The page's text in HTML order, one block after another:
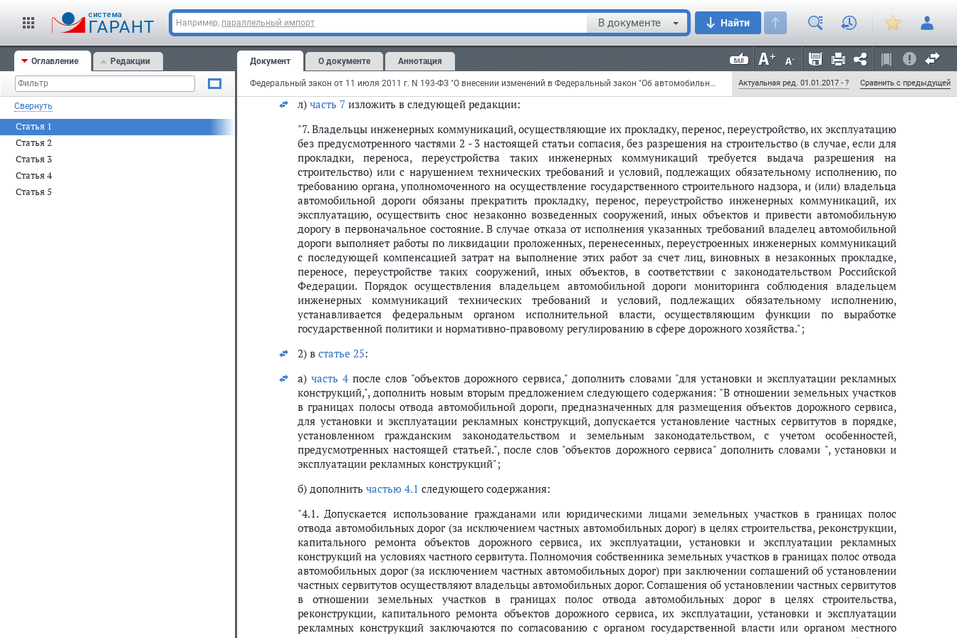
cистема
ГАРАНТ Например, параллельный импорт В документе Найти
Оглавление Редакции
Свернуть
Статья 1
Статья 2
Статья 3
Статья 4
Статья 5
Документ О документе Аннотация
Федеральный закон от 11 июля 2011 г. N 193-ФЗ "О внесении изменений в Федеральный закон "Об автомобильных дорогах и о дорожной деятельности в Российской Федерации и о внесении изменений в отдельные законодательные акты Российской Федерации" и отдельные законодательные акты Российской Федерации" (с изменениями и дополнениями) Актуальная ред. 01.01.2017 - ? Сравнить с предыдущей
автомобильных дорог в случае прокладки, переноса, переустройства инженерных коммуникаций, их эксплуатации в
границах полос отвода автомобильных дорог, определяются федеральным органом исполнительной власти,
осуществляющим функции по выработке государственной политики и нормативно-правовому регулированию в
сфере дорожного хозяйства, по согласованию с федеральным органом исполнительной власти в области связи,
федеральным органом исполнительной власти, осуществляющим функции по выработке государственной политики и
нормативно-правовому регулированию в сфере земельных отношений.";
л) часть 7 изложить в следующей редакции:
"7. Владельцы инженерных коммуникаций, осуществляющие их прокладку, перенос, переустройство, их эксплуатацию
без предусмотренного частями 2 - 3 настоящей статьи согласия, без разрешения на строительство (в случае, если для
прокладки, переноса, переустройства таких инженерных коммуникаций требуется выдача разрешения на
строительство) или с нарушением технических требований и условий, подлежащих обязательному исполнению, по
требованию органа, уполномоченного на осуществление государственного строительного надзора, и (или) владельца
автомобильной дороги обязаны прекратить прокладку, перенос, переустройство инженерных коммуникаций, их
эксплуатацию, осуществить снос незаконно возведенных сооружений, иных объектов и привести автомобильную
дорогу в первоначальное состояние. В случае отказа от исполнения указанных требований владелец автомобильной
дороги выполняет работы по ликвидации проложенных, перенесенных, переустроенных инженерных коммуникаций
с последующей компенсацией затрат на выполнение этих работ за счет лиц, виновных в незаконных прокладке,
переносе, переустройстве таких сооружений, иных объектов, в соответствии с законодательством Российской
Федерации. Порядок осуществления владельцем автомобильной дороги мониторинга соблюдения владельцем
инженерных коммуникаций технических требований и условий, подлежащих обязательному исполнению,
устанавливается федеральным органом исполнительной власти, осуществляющим функции по выработке
государственной политики и нормативно-правовому регулированию в сфере дорожного хозяйства.";
2) в статье 25:
а)часть 4 после слов "объектов дорожного сервиса," дополнить словами "для установки и эксплуатации рекламных
конструкций,", дополнить новым вторым предложением следующего содержания: "В отношении земельных участков
в границах полосы отвода автомобильной дороги, предназначенных для размещения объектов дорожного сервиса,
для установки и эксплуатации рекламных конструкций, допускается установление частных сервитутов в порядке,
установленном гражданским законодательством и земельным законодательством, с учетом особенностей,
предусмотренных настоящей статьей.", после слов "объектов дорожного сервиса" дополнить словами ", установки и
эксплуатации рекламных конструкций";
б) дополнить частью 4.1 следующего содержания:
"4.1. Допускается использование гражданами или юридическими лицами земельных участков в границах полос
отвода автомобильных дорог (за исключением частных автомобильных дорог) в целях строительства, реконструкции,
капитального ремонта объектов дорожного сервиса, их эксплуатации, установки и эксплуатации рекламных
конструкций на условиях частного сервитута. Полномочия собственника земельных участков в границах полос отвода
автомобильных дорог (за исключением частных автомобильных дорог) при заключении соглашений об установлении
частных сервитутов осуществляют владельцы автомобильных дорог. Соглашения об установлении частных сервитутов
в отношении земельных участков в границах полос отвода автомобильных дорог в целях строительства,
реконструкции, капитального ремонта объектов дорожного сервиса, их эксплуатации, установки и эксплуатации
рекламных конструкций заключаются по согласованию с органом государственной власти или органом местного